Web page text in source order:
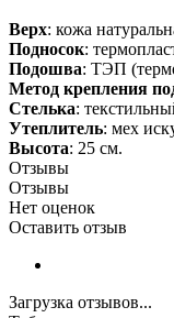
Верх: кожа
Подносок:
Подошва: ТЭП
Метод крепления
Стелька:
Утеплитель: мех
Высота: 25 см.
Отзывы
Отзывы
Нет оценок
Оставить отзыв
Загрузка отзывов...